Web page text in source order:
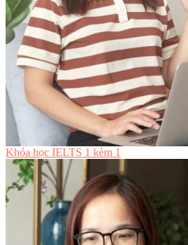
Khóa học IELTS 1 kèm 1